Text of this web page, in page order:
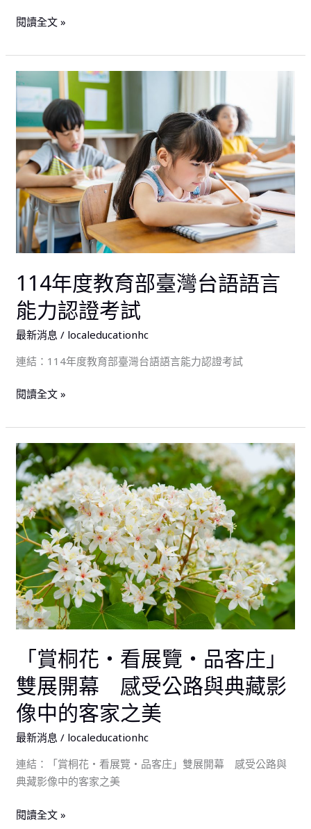
報
閱讀全文 »
114年度教育部臺灣台語語言
能力認證考試
最新消息 / localeducationhc
連結：114年度教育部臺灣台語語言能力認證考試
114
年
度
教
育
部
臺
灣
台
語
語
能
力
認
證
考
閱讀全文 »
「賞桐花‧看展覽‧品客庄」
雙展開幕 感受公路與典藏影
像中的客家之美
最新消息 / localeducationhc
連結：「賞桐花‧看展覽‧品客庄」雙展開幕 感受公路與
典藏影像中的客家之美
「賞
桐
花‧
看
展
覽‧
品
客
庄」
雙
展
幕
感
受
公
路
與
典
藏
像
閱讀全文 »